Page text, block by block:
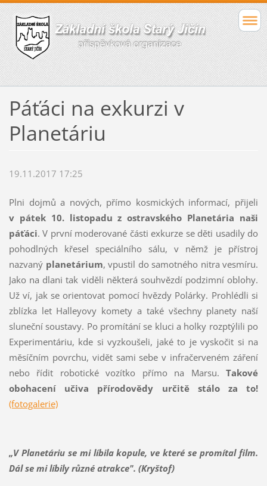
Páťáci na exkurzi v
Planetáriu
19.11.2017 17:25
Plni dojmů a nových, přímo kosmických informací, přijeli
v pátek 10. listopadu z ostravského Planetária naši
páťáci. V první moderované části exkurze se děti usadily do
pohodlných křesel speciálního sálu, v němž je přístroj
nazvaný planetárium, vpustil do samotného nitra vesmíru.
Jako na dlani tak viděli některá souhvězdí podzimní oblohy.
Už ví, jak se orientovat pomocí hvězdy Polárky. Prohlédli si
zblízka let Halleyovy komety a také všechny planety naší
sluneční soustavy. Po promítání se kluci a holky rozptýlili po
Experimentáriu, kde si vyzkoušeli, jaké to je vyskočit si na
měsíčním povrchu, vidět sami sebe v infračerveném záření
nebo řídit robotické vozítko přímo na Marsu.Takové
obohacení učiva přírodovědy určitě stálo za to!
(fotogalerie)
„V Planetáriu se mi líbila kopule, ve které se promítal film.
Dál se mi líbily různé atrakce". (Kryštof)